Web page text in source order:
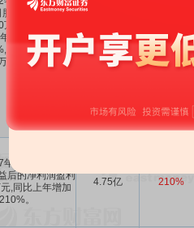
股东的净利润盈
元至73,900万
增长:45.24%至
同比上年增长
元至28,000万
6.67亿～7.39
亿
45.24%～
60.86%
1-12月扣除非
后的净利润盈利
,同比上年增加
210%。
4.75亿 210%